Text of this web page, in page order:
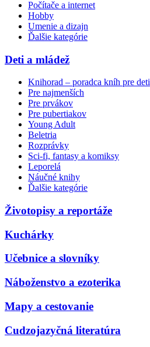
Počítače a internet
Hobby
Umenie a dizajn
Ďalšie kategórie
Deti a mládež
Knihorad – poradca kníh pre deti
Pre najmenších
Pre prvákov
Pre pubertiakov
Young Adult
Beletria
Rozprávky
Sci-fi, fantasy a komiksy
Leporelá
Náučné knihy
Ďalšie kategórie
Životopisy a reportáže
Kuchárky
Učebnice a slovníky
Náboženstvo a ezoterika
Mapy a cestovanie
Cudzojazyčná literatúra